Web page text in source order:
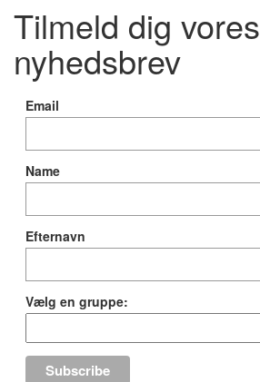
Tilmeld dig vores
nyhedsbrev
Email
Name
Efternavn
Vælg en gruppe: